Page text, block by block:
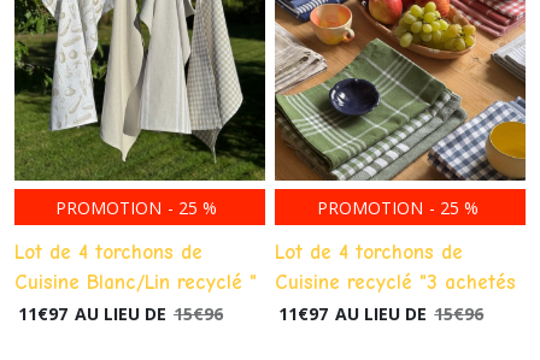
PROMOTION - 25 %
Lot de 4 torchons de
Cuisine Blanc/Lin recyclé "
3 achetés 1 offert " - BY
11€97 AU LIEU DE 15€96
PROMOTION - 25 %
Lot de 4 torchons de
Cuisine recyclé "3 achetés
1 offert" - BY WILLE
11€97 AU LIEU DE 15€96